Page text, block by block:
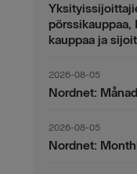
kauppaa ja
2026-08-05
Nordnet:
2026-08-05
Nordnet: